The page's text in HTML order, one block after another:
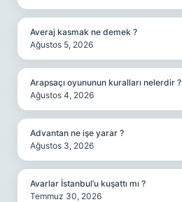
Averaj kasmak ne demek ?
Ağustos 5, 2026
Arapsaçı oyununun kuralları nelerdir ?
Ağustos 4, 2026
Advantan ne işe yarar ?
Ağustos 3, 2026
Avarlar İstanbul’u kuşattı mı ?
Temmuz 30, 2026